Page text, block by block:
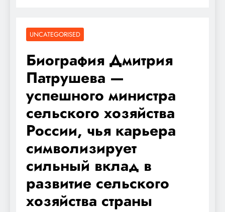
UNCATEGORISED
Биография Дмитрия
Патрушева —
успешного министра
сельского хозяйства
России, чья карьера
символизирует
сильный вклад в
развитие сельского
хозяйства страны